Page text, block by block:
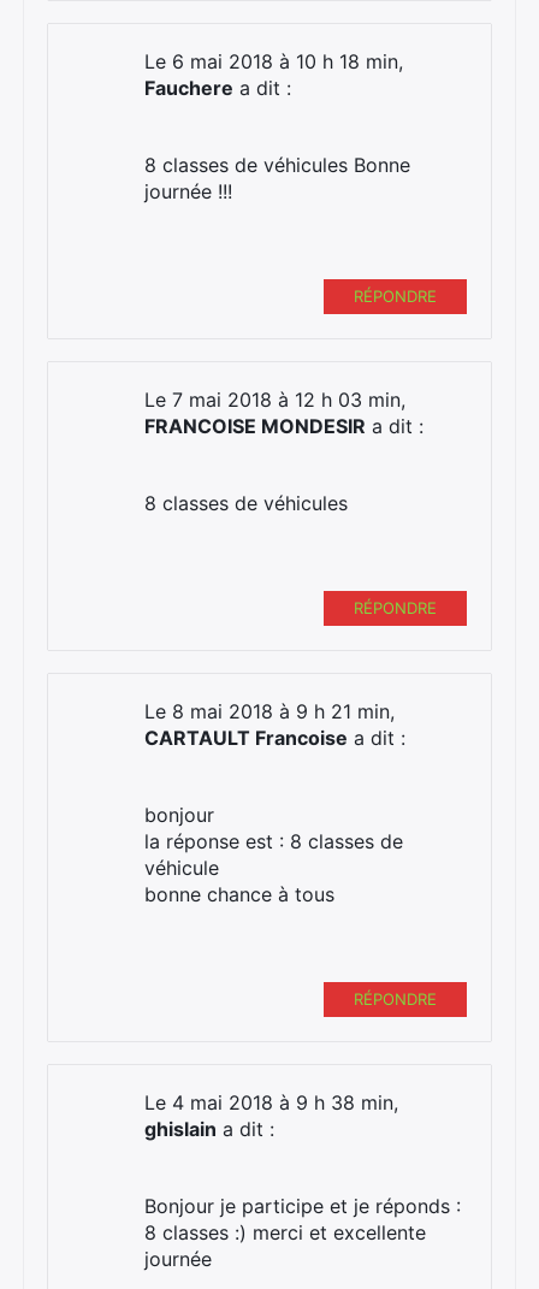
Le 6 mai 2018 à 10 h 18 min,
Fauchere a dit :
8 classes de véhicules Bonne
journée !!!
RÉPONDRE
Le 7 mai 2018 à 12 h 03 min,
FRANCOISE MONDESIR a dit :
8 classes de véhicules
RÉPONDRE
Le 8 mai 2018 à 9 h 21 min,
CARTAULT Francoise a dit :
bonjour
la réponse est : 8 classes de
véhicule
bonne chance à tous
RÉPONDRE
Le 4 mai 2018 à 9 h 38 min,
ghislain a dit :
Bonjour je participe et je réponds :
8 classes :) merci et excellente
journée